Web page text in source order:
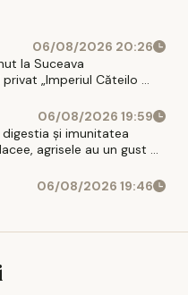
06/08/2026 20:26
la Suceava
„Imperiul Căteilo ...
06/08/2026 19:59
și imunitatea
agrisele au un gust ...
06/08/2026 19:46